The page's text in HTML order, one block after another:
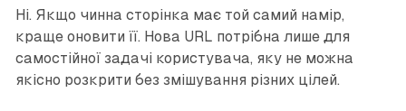
Ні. Якщо чинна сторінка має той самий намір,
краще оновити її. Нова URL потрібна лише для
самостійної задачі користувача, яку не можна
якісно розкрити без змішування різних цілей.